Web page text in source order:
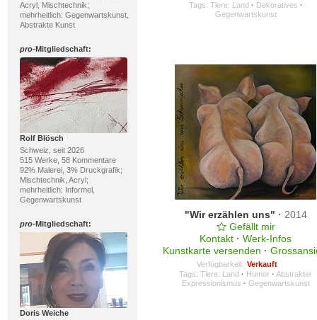
Acryl, Mischtechnik;
mehrheitlich: Gegenwartskunst,
Abstrakte Kunst
pro-Mitgliedschaft:
Rolf Blösch
Schweiz, seit 2026
515 Werke, 58 Kommentare
92% Malerei, 3% Druckgrafik;
Mischtechnik, Acryl;
mehrheitlich: Informel,
Gegenwartskunst
pro-Mitgliedschaft:
Doris Weiche
Tags: Tiere: Land · Dekoratives ·
Gegenwartskunst
"Wir erzählen uns" · 2014
Gefällt mir
Kontakt · Werk-Infos
Kunstkarte versenden ·
Verfügbarkeit: Verkauft
Tags:Tiere: Land · Humor · Abstrakter
Expressionismus · Gegenwartskunst